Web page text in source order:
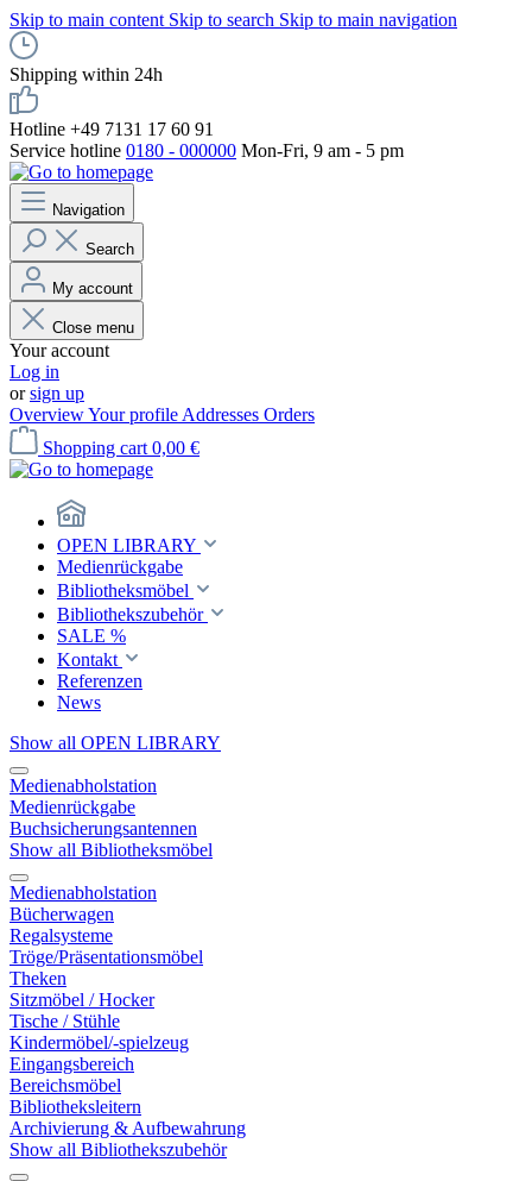
Skip to main content Skip to search Skip to main navigation
Shipping within 24h
Hotline +49 7131 17 60 91
Service hotline 0180 - 000000 Mon-Fri, 9 am - 5 pm
Navigation
Search
My account
Close menu
Your account
Log in
orsign up
OverviewYour profile Addresses Orders
Shopping cart 0,00 €
OPEN LIBRARY
Medienrückgabe
Bibliotheksmöbel
Bibliothekszubehör
SALE %
Kontakt
Referenzen
News
Show all OPEN LIBRARY
Medienabholstation
Medienrückgabe
Buchsicherungsantennen
Show all Bibliotheksmöbel
Medienabholstation
Bücherwagen
Regalsysteme
Tröge/Präsentationsmöbel
Theken
Sitzmöbel / Hocker
Tische / Stühle
Kindermöbel/-spielzeug
Eingangsbereich
Bereichsmöbel
Bibliotheksleitern
Archivierung & Aufbewahrung
Show all Bibliothekszubehör